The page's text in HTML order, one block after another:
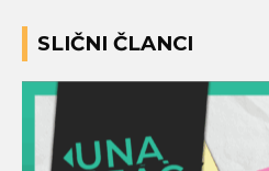
SLIČNI ČLANCI